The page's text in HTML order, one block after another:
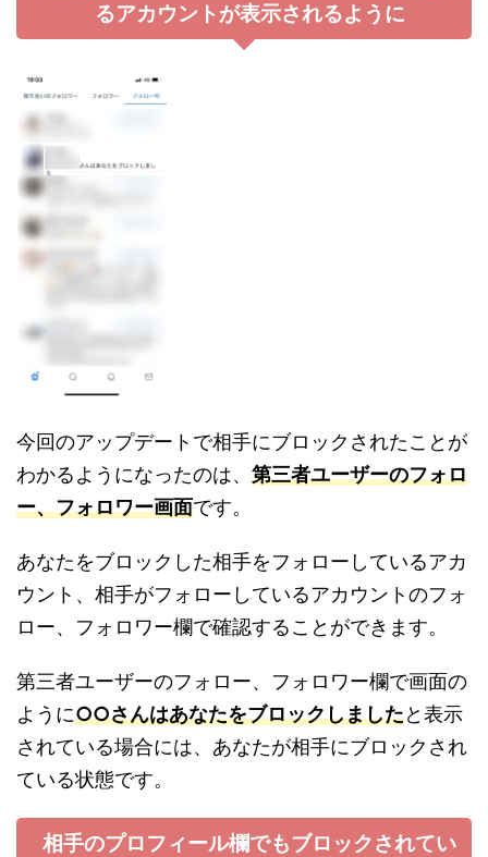
るアカウントが表示されるように
今回のアップデートで相手にブロックされたことが
わかるようになったのは、 第三者ユーザーのフォロ
ー、フォロワー画面です。
あなたをブロックした相手をフォローしているアカ
ウント、相手がフォローしているアカウントのフォ
ロー、フォロワー欄で確認することができます。
第三者ユーザーのフォロー、フォロワー欄で画面の
ように○○さんはあなたをブロックしましたと表示
されている場合には、あなたが相手にブロックされ
ている状態です。
相手のプロフィール欄でもブロックされてい